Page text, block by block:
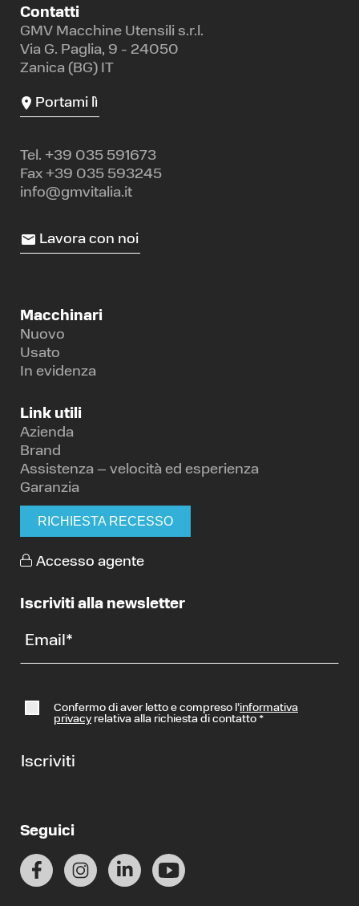
Contatti
GMV Macchine Utensili s.r.l.
Via G. Paglia, 9 - 24050
Zanica (BG) IT
Portami lì
Tel. +39 035 591673
Fax +39 035 593245
info@gmvitalia.it
Lavora con noi
Macchinari
Nuovo
Usato
In evidenza
Link utili
Azienda
Brand
Assistenza – velocità ed esperienza
Garanzia
RICHIESTA RECESSO
Accesso agente
Iscriviti alla newsletter
Email *
Confermo di aver letto e compreso l’informativa
privacyrelativa alla richiesta di contatto *
Iscriviti
Seguici